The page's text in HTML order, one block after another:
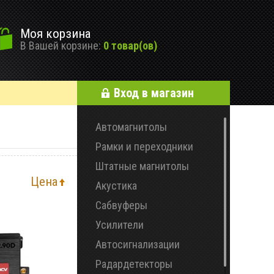
Моя корзина
В Вашей корзине: 0 товар(ов)
Вход в магазин
Цена
Автомагнитолы
Рамки и переходники
Штатные магнитолы
Акустика
Сабвуферы
Усилители
Автосигнализации
Радардетекторы